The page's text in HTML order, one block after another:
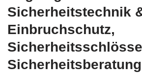
Sicherheitstechnik
Einbruchschutz,